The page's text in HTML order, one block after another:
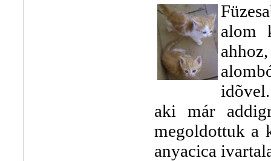
alom
aki már
megoldottuk a
anyacica